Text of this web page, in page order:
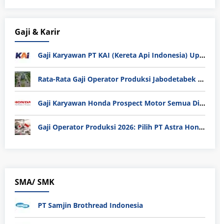
Gaji & Karir
Gaji Karyawan PT KAI (Kereta Api Indonesia) Update 2025
Rata-Rata Gaji Operator Produksi Jabodetabek 2025: Bedah Tuntas UMK, Lemburan, dan Realita Hidup Buruh
Gaji Karyawan Honda Prospect Motor Semua Divisi
Gaji Operator Produksi 2026: Pilih PT Astra Honda Motor (AHM) atau Manufaktur di Jepang?
SMA/ SMK
PT Samjin Brothread Indonesia